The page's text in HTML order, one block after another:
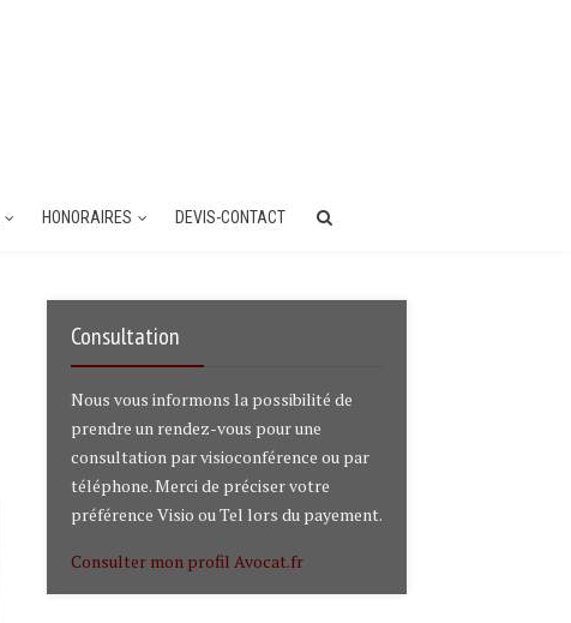
HONORAIRES DEVIS-CONTACT
Consultation
Nous vous informons la possibilité de
prendre un rendez-vous pour une
consultation par visioconférence ou par
téléphone. Merci de préciser votre
préférence Visio ou Tel lors du payement.
Consulter mon profil Avocat.fr